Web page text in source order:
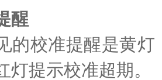
醒
的校准提醒是黄
灯提示校准超期。